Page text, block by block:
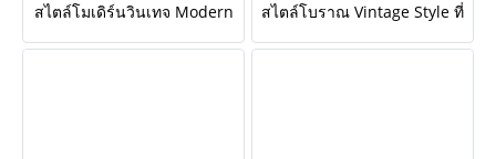
สไตล์โมเดิร์นวินเทจ Modern
Vintage Style ตกแต่งงานเหล็ก
สไตล์โบราณ Vintage Style ที่
นั่งบังโคลนไม้และกล่องไม้เก็บ